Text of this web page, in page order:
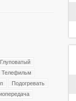
Глуповатый
Телефильм
Подогревать